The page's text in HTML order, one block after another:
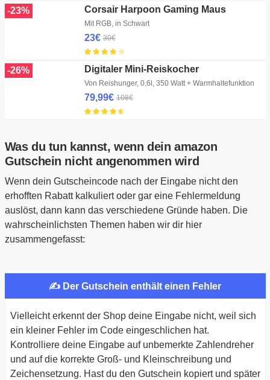
-23% Corsair Harpoon Gaming Maus
Mit RGB, in Schwart
23€ 30€
-26% Digitaler Mini-Reiskocher
Von Reishunger, 0,6l, 350 Watt + Warmhaltefunktion
79,99€ 108€
Was du tun kannst, wenn dein amazon
Gutschein nicht angenommen wird
Wenn dein Gutscheincode nach der Eingabe nicht den
erhofften Rabatt kalkuliert oder gar eine Fehlermeldung
auslöst, dann kann das verschiedene Gründe haben. Die
wahrscheinlichsten Themen haben wir dir hier
zusammengefasst:
✍ Der Gutschein enthält einen Fehler
Vielleicht erkennt der Shop deine Eingabe nicht, weil sich
ein kleiner Fehler im Code eingeschlichen hat.
Kontrolliere deine Eingabe auf unbemerkte Zahlendreher
und auf die korrekte Groß- und Kleinschreibung und
Zeichensetzung. Hast du den Gutschein kopiert und später